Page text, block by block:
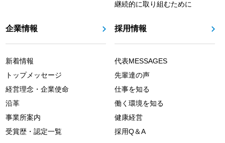
継続的に取り組むために
企業情報
新着情報
トップメッセージ
経営理念・企業使命
沿革
事業所案内
受賞歴・認定一覧
採用情報
代表MESSAGES
先輩達の声
仕事を知る
働く環境を知る
健康経営
採用Q＆A